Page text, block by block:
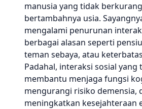
manusia yang tidak
bertambahnya usia.
mengalami penurunan
berbagai alasan seperti
teman sebaya, atau
Padahal, interaksi sosial
membantu menjaga fungsi
mengurangi risiko demensia,
meningkatkan kesejahteraan